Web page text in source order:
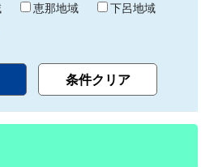
恵那地域
下呂地域